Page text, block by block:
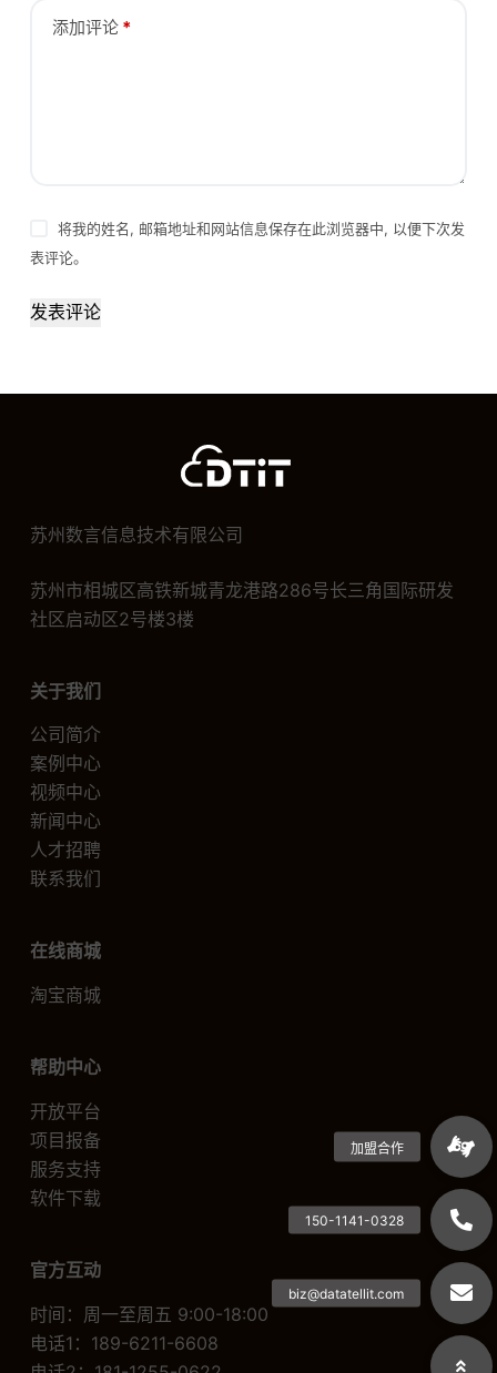
添加评论*
将我的姓名, 邮箱地址和网站信息保存在此浏览器中, 以便下次发
表评论。
发表评论
苏州数言信息技术有限公司
苏州市相城区高铁新城青龙港路286号长三角国际研发
社区启动区2号楼3楼
关于我们
公司简介
案例中心
视频中心
新闻中心
人才招聘
联系我们
在线商城
淘宝商城
帮助中心
开放平台
项目报备
服务支持
软件下载
官方互动
时间：周一至周五 9:00-18:00
电话1：189-6211-6608